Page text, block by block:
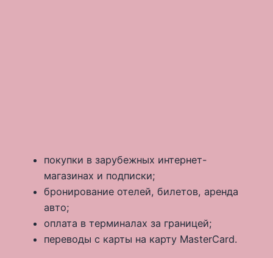
покупки в зарубежных интернет-
магазинах и подписки;
бронирование отелей, билетов, аренда
авто;
оплата в терминалах за границей;
переводы с карты на карту MasterCard.